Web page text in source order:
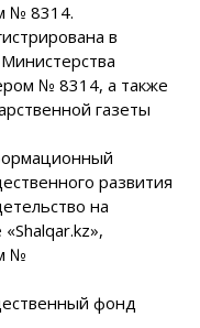
№ 8314.
в
№ 8314, а также
газеты
развития
на
№
фонд